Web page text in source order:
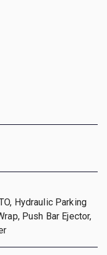
Hydraulic Parking
Push Bar Ejector,